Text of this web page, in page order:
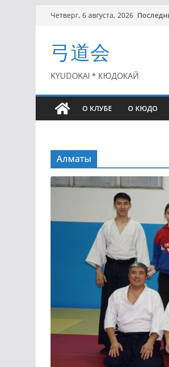
Перейти
Четверг, 6 августа, 2026
弓道会
KYUDOKAI * КЮДОКАЙ
О КЛУБЕ О КЮДО
Алматы